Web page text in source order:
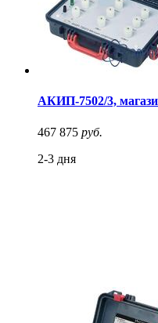
АКИП-7502/3,
467 875 руб.
2-3 дня